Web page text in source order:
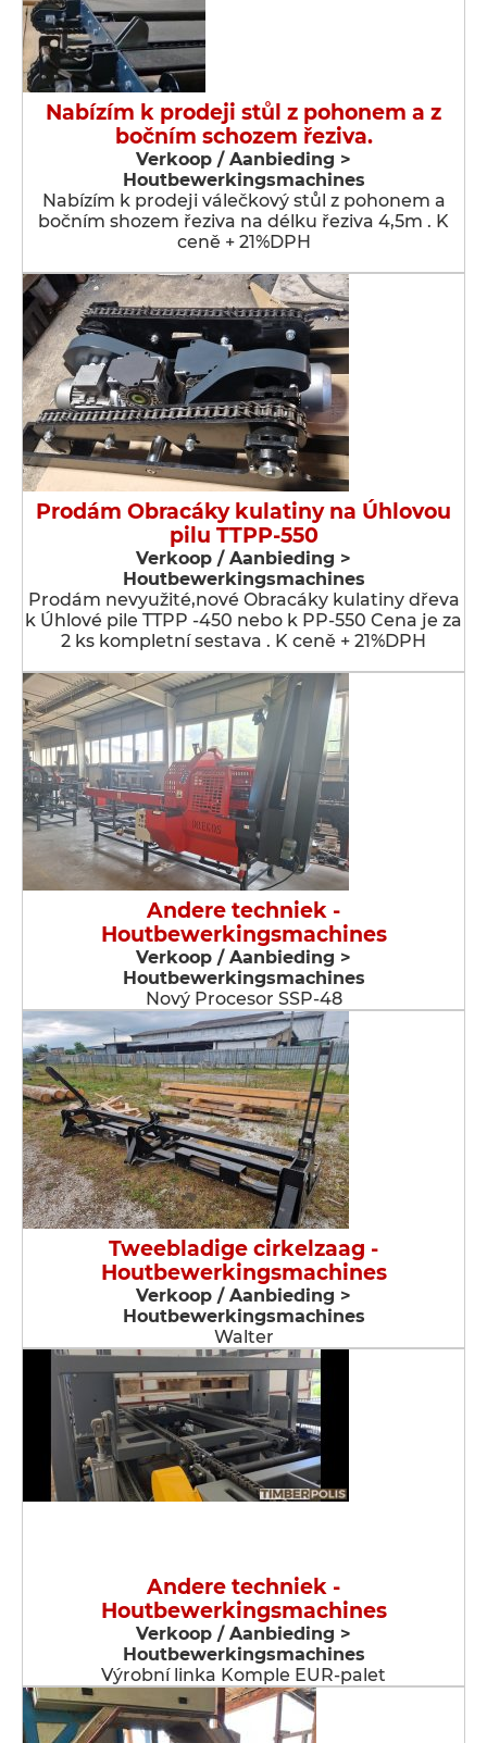
Nabízím k prodeji stůl z pohonem a z
bočním schozem řeziva.
Verkoop / Aanbieding >
Houtbewerkingsmachines
Nabízím k prodeji válečkový stůl z pohonem a
bočním shozem řeziva na délku řeziva 4,5m . K
ceně + 21%DPH
Prodám Obracáky kulatiny na Úhlovou
pilu TTPP-550
Verkoop / Aanbieding >
Houtbewerkingsmachines
Prodám nevyužité,nové Obracáky kulatiny dřeva
k Úhlové pile TTPP -450 nebo k PP-550 Cena je za
2 ks kompletní sestava . K ceně + 21%DPH
Andere techniek -
Houtbewerkingsmachines
Verkoop / Aanbieding >
Houtbewerkingsmachines
Nový Procesor SSP-48
Tweebladige cirkelzaag -
Houtbewerkingsmachines
Verkoop / Aanbieding >
Houtbewerkingsmachines
Walter
Andere techniek -
Houtbewerkingsmachines
Verkoop / Aanbieding >
Houtbewerkingsmachines
Výrobní linka Komple EUR-palet